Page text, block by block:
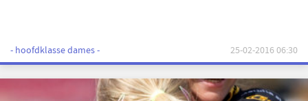
- hoofdklasse dames - 25-02-2016 06:30